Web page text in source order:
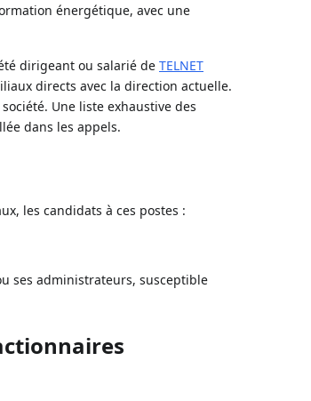
énergétique, avec une
dirigeant ou salarié de TELNET
directs avec la direction actuelle.
Une liste exhaustive des
dans les appels.
les candidats à ces postes :
ses administrateurs, susceptible